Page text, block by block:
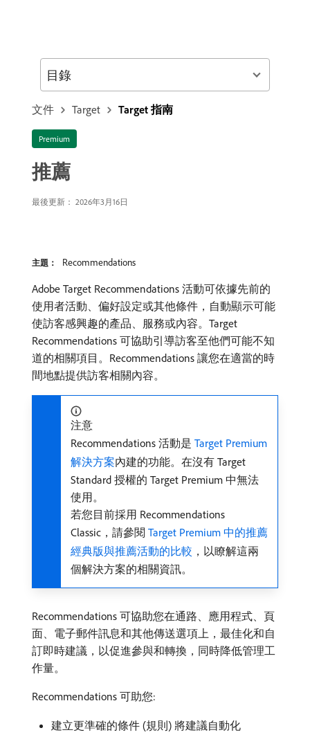
文件 Target Target 指南
Premium
推薦
最後更新： 2026年3月16日
主題： Recommendations
Adobe Target Recommendations 活動可依據先前的
使用者活動、偏好設定或其他條件，自動顯示可能
使訪客感興趣的產品、服務或內容。Target
Recommendations 可協助引導訪客至他們可能不知
道的相關項目。Recommendations 讓您在適當的時
間地點提供訪客相關內容。
注意
Recommendations 活動是 Target Premium
解決方案內建的功能。在沒有 Target
Standard 授權的 Target Premium 中無法
使用。
若您目前採用 Recommendations
Classic，請參閱 Target Premium 中的推薦
經典版與推薦活動的比較 ，以瞭解這兩
個解決方案的相關資訊。
Recommendations 可協助您在通路、應用程式、頁
面、電子郵件訊息和其他傳送選項上，最佳化和自
訂即時建議，以促進參與和轉換，同時降低管理工
作量。
Recommendations 可助您:
建立更準確的條件 (規則) 將建議自動化
目錄